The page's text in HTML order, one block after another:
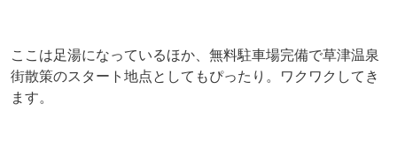
ここは足湯になっているほか、無料駐車場完備で草津温泉
街散策のスタート地点としてもぴったり。ワクワクしてき
ます。